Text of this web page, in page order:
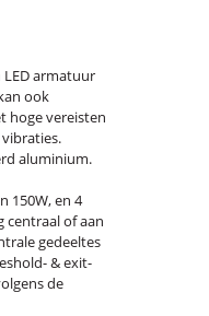
LED armatuur
ook
hoge vereisten
aluminium.
150W, en 4
of aan
gedeeltes
& exit-
de